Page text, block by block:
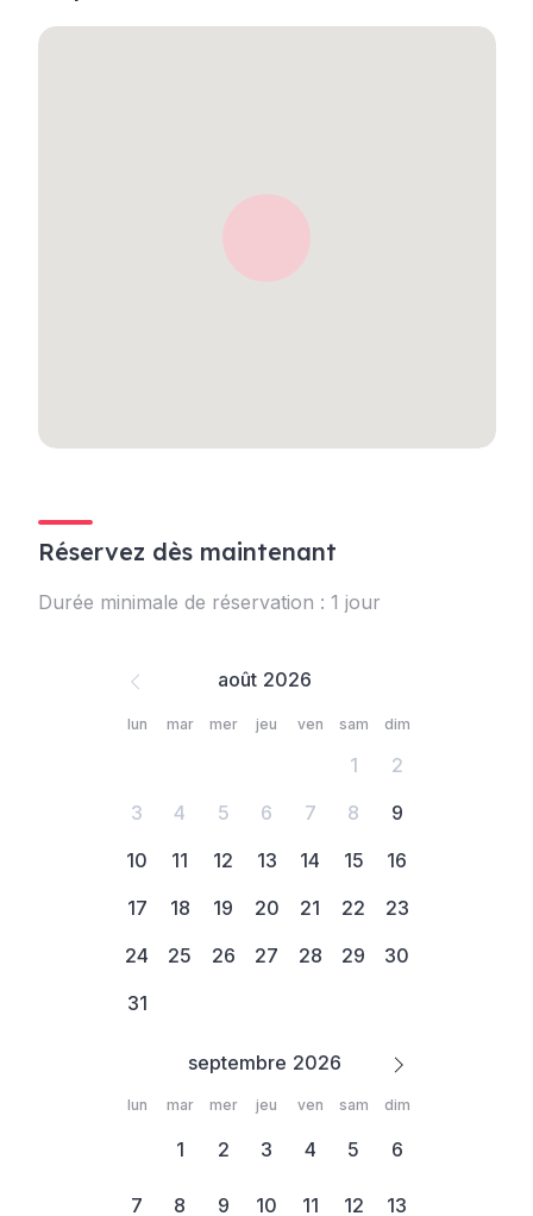
Réservez dès maintenant
Durée minimale de réservation : 1 jour
août
septembre
lun mar mer jeu ven sam dim
1
2
3
4 5 6 7 8
9
10
11 12 13 14 15
16
17
18 19 20 21 22
23
24
25 26 27 28 29
30
31
lun mar mer jeu ven sam dim
1 2 3 4 5 6
7 8 9 10 11 12 13